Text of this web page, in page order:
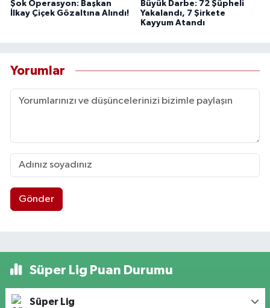
Şok Operasyon: Başkan
İlkay Çiçek Gözaltına Alındı!
Büyük Darbe: 72 Şüpheli
Yakalandı, 7 Şirkete
Kayyum Atandı
Yorumlar
Gönder
Süper Lig Puan Durumu
Süper Lig